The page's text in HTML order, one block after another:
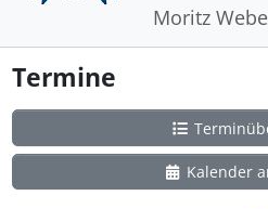
Moritz
Termine
Kalender